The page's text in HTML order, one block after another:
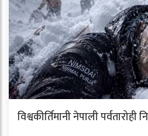
विश्वकीर्तिमानी नेपाली पर्वतारोही